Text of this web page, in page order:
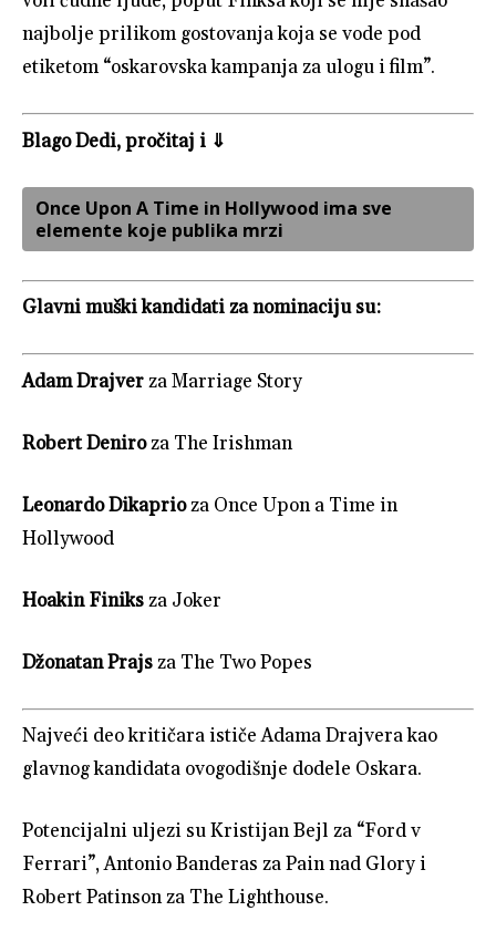
najbolje prilikom gostovanja koja se vode pod
etiketom “oskarovska kampanja za ulogu i film”.
Blago Dedi, pročitaj i ⇓
Once Upon A Time in Hollywood ima sve
elemente koje publika mrzi
Glavni muški kandidati za nominaciju su:
Adam Drajverza Marriage Story
Robert Deniroza The Irishman
Leonardo Dikaprioza Once Upon a Time in
Hollywood
Hoakin Finiksza Joker
Džonatan Prajsza The Two Popes
Najveći deo kritičara ističe Adama Drajvera kao
glavnog kandidata ovogodišnje dodele Oskara.
Potencijalni uljezi su Kristijan Bejl za “Ford v
Ferrari”, Antonio Banderas za Pain nad Glory i
Robert Patinson za The Lighthouse.